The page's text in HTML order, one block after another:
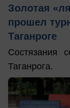
Золотая
прошел
Таганроге
Состязания
Таганрога.